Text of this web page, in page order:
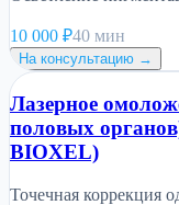
10 000 ₽40 мин
На консультацию →
Лазерное
половых
BIOXEL)
Точечная коррекция